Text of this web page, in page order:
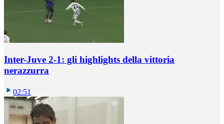
Inter-Juve 2-1: gli highlights della vittoria
nerazzurra
02:51